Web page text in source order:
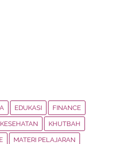
EDUKASI FINANCE
KESEHATAN KHUTBAH
MATERI PELAJARAN